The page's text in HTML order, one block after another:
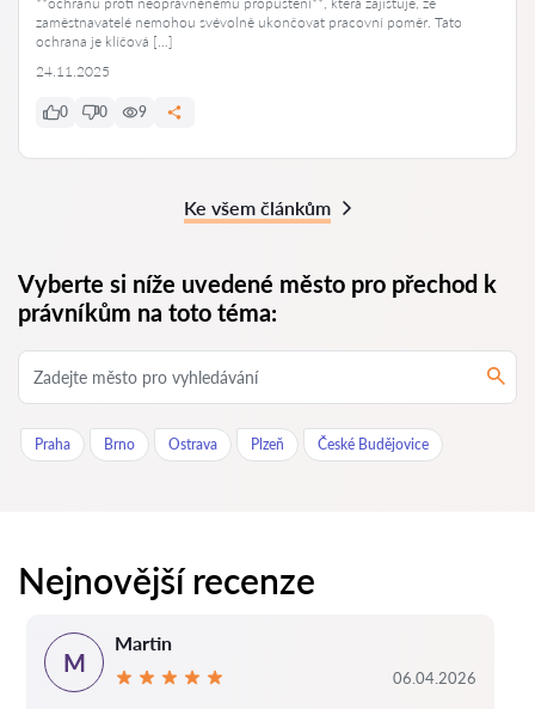
zaměstnavatelé nemohou svévolně ukončovat pracovní poměr. Tato
ochrana je klíčová […]
24.11.2025
0 0 9
Ke všem článkům
Vyberte si níže uvedené město pro přechod k
právníkům na toto téma:
Praha Brno Ostrava Plzeň České Budějovice
Nejnovější recenze
M
Martin
06.04.2026